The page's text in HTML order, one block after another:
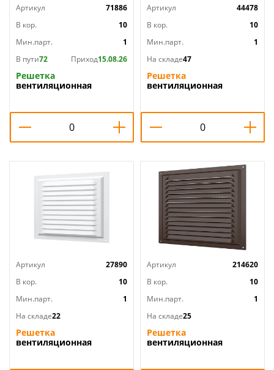
Артикул
71886
В кор.
10
Мин.парт.
1
В пути72 Приход15.08.26
Решетка
вентиляционная
Артикул
44478
В кор.
10
Мин.парт.
1
На складе47
Решетка
вентиляционная
Артикул
27890
В кор.
10
Мин.парт.
1
На складе22
Решетка
вентиляционная
Артикул
214620
В кор.
10
Мин.парт.
1
На складе25
Решетка
вентиляционная